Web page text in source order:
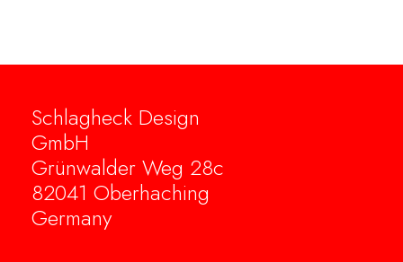
Schlagheck Design
GmbH
Grünwalder Weg 28c
82041 Oberhaching
Germany